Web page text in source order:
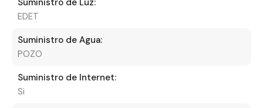
EDET
Suministro de Agua:
POZO
Suministro de Internet:
Si